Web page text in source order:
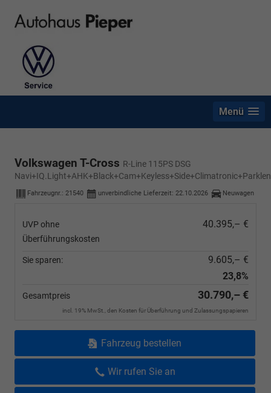
Menü
Volkswagen T-Cross R-Line 115PS DSG
Fahrzeugnr.: 21540 unverbindliche Lieferzeit: 22.10.2026 Neuwagen
UVP ohne
Überführungskosten
40.395,– €
Sie sparen:
9.605,– €
23,8%
Gesamtpreis 30.790,– €
incl. 19% MwSt., den Kosten für Überführung und Zulassungspapieren
Fahrzeug bestellen
Wir rufen Sie an